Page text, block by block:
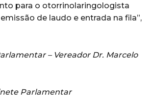
para o otorrinolaringologista
de laudo e entrada na fila”,
– Vereador Dr. Marcelo
Parlamentar